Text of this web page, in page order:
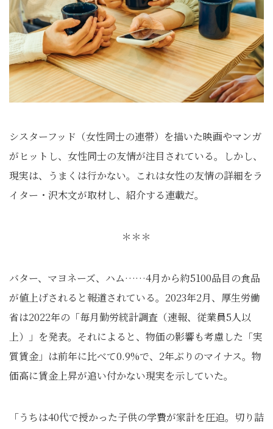
シスターフッド（女性同士の連帯）を描いた映画やマンガ
がヒットし、女性同士の友情が注目されている。しかし、
現実は、うまくは行かない。これは女性の友情の詳細をラ
イター・沢木文が取材し、紹介する連載だ。
＊＊＊
バター、マヨネーズ、ハム……4月から約5100品目の食品
が値上げされると報道されている。2023年2月、厚生労働
省は2022年の「毎月勤労統計調査（速報、従業員5人以
上）」を発表。それによると、物価の影響も考慮した「実
質賃金」は前年に比べて0.9%で、2年ぶりのマイナス。物
価高に賃金上昇が追い付かない現実を示していた。
「うちは40代で授かった子供の学費が家計を圧迫。切り詰